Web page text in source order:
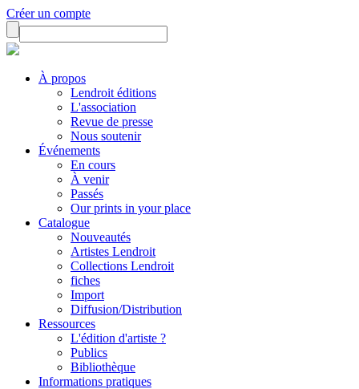
Créer un compte
À propos
Lendroit éditions
L'association
Revue de presse
Nous soutenir
Événements
En cours
À venir
Passés
Our prints in your place
Catalogue
Nouveautés
Artistes Lendroit
Collections Lendroit
fiches
Import
Diffusion/Distribution
Ressources
L'édition d'artiste ?
Publics
Bibliothèque
Informations pratiques